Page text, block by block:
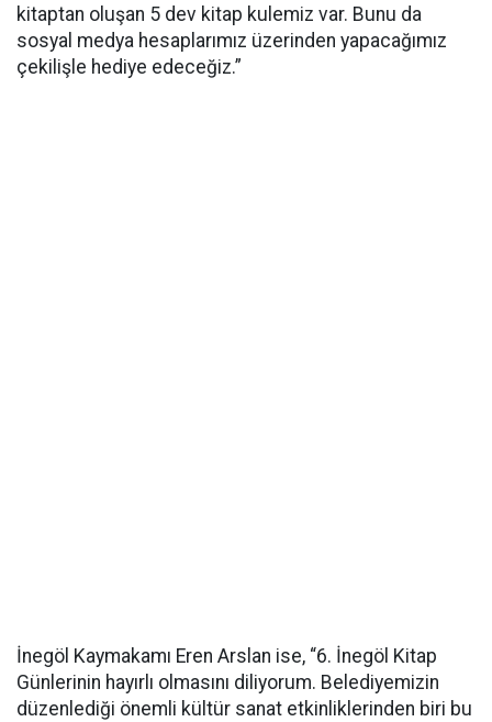
kitaptan oluşan 5 dev kitap kulemiz var. Bunu da
sosyal medya hesaplarımız üzerinden yapacağımız
çekilişle hediye edeceğiz.”
İnegöl Kaymakamı Eren Arslan ise, “6. İnegöl Kitap
Günlerinin hayırlı olmasını diliyorum. Belediyemizin
düzenlediği önemli kültür sanat etkinliklerinden biri bu